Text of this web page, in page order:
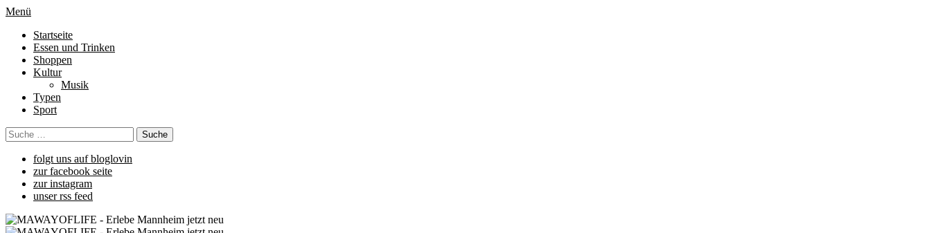
Menü
Startseite
Essen und Trinken
Shoppen
Kultur
Musik
Typen
Sport
folgt uns auf bloglovin
zur facebook seite
zur instagram
unser rss feed